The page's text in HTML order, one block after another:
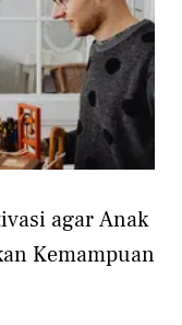
agar Anak
Kemampuan